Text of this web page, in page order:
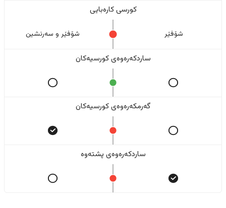
کورسی کارەبایی
شۆفێر شۆفێر و سەرنشین
ساردکەرەوەی کورسیەکان
گەرمکەرەوەی کورسیەکان
ساردکەرەوەی پشتەوە